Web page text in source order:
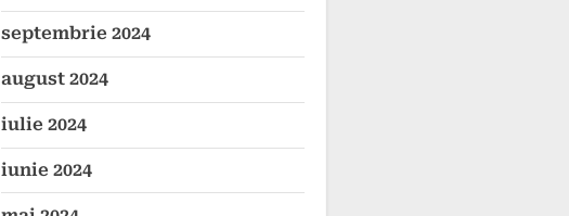
septembrie 2024
august 2024
iulie 2024
iunie 2024